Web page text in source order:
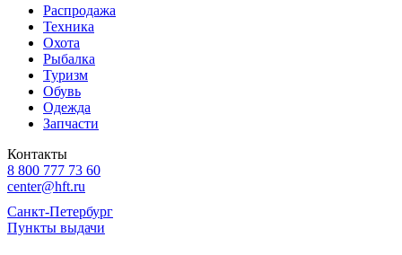
Распродажа
Техника
Охота
Рыбалка
Туризм
Обувь
Одежда
Запчасти
Контакты
8 800 777 73 60
center@hft.ru
Санкт-Петербург
Пункты выдачи